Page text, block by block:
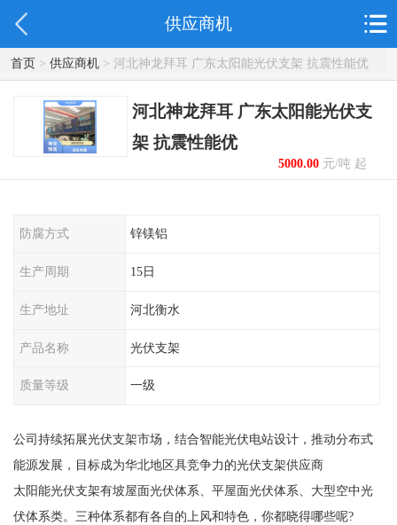
供应商机
首页> 供应商机> 河北神龙拜耳 广东太阳能光伏支架 抗震性能优
河北神龙拜耳 广东太阳能光伏支
架 抗震性能优
5000.00元/吨 起
防腐方式 锌镁铝
生产周期 15日
生产地址 河北衡水
产品名称 光伏支架
质量等级 一级
公司持续拓展光伏支架市场，结合智能光伏电站设计，推动分布式
能源发展，目标成为华北地区具竞争力的光伏支架供应商
太阳能光伏支架有坡屋面光伏体系、平屋面光伏体系、大型空中光
伏体系类。三种体系都有各自的上风和特色，你都晓得哪些呢?